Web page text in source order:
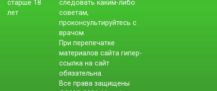
следовать каким-либо
советам,
проконсультируйтесь с
врачом.
При перепечатке
материалов сайта гипер-
ссылка на сайт
обязательна.
Все права защищены